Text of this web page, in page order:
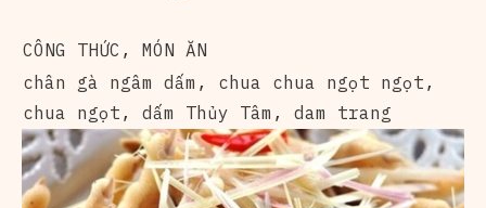
CÔNG THỨC , MÓN ĂN
chân gà ngâm dấm , chua chua ngọt ngọt ,
chua ngọt , dấm Thủy Tâm , dam trang